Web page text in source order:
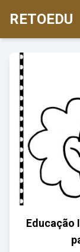
RETOEDU
Educação